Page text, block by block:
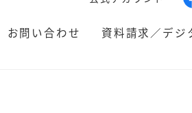
お問い合わせ 資料請求／デジ